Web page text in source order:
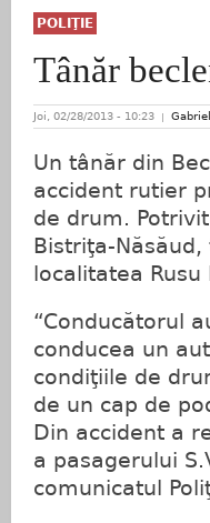
POLIŢIE
Tânăr
Joi, 02/28/2013 - 10:23
Un tânăr din
accident rutier
de drum.
Bistriţa-
localitatea Rusu
“Conducătorul
conducea un
condiţiile de
de un cap de
Din accident a
a pasagerului
comunicatul